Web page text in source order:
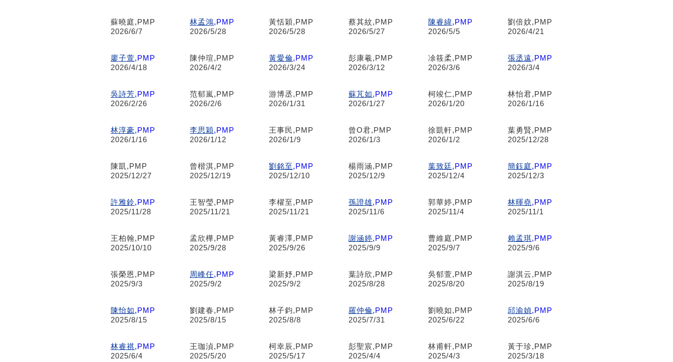
蘇曉庭,PMP
2026/6/7
林孟鴻,PMP
2026/5/28
黃恬穎,PMP
2026/5/28
蔡其紋,PMP
2026/5/27
陳睿緯,PMP
2026/5/5
劉倍妏,PMP
2026/4/21
廖子萱,PMP
2026/4/18
陳仲瑄,PMP
2026/4/2
黃愛倫,PMP
2026/3/24
彭康羲,PMP
2026/3/12
凃筱柔,PMP
2026/3/6
張丞遠,PMP
2026/3/4
吳詩芳,PMP
2026/2/26
范郁嵐,PMP
2026/2/6
游博丞,PMP
2026/1/31
蘇芃如,PMP
2026/1/27
柯竣仁,PMP
2026/1/20
林怡君,PMP
2026/1/16
林淳豪,PMP
2026/1/16
李思穎,PMP
2026/1/12
王事民,PMP
2026/1/9
曾O君,PMP
2026/1/3
徐凱軒,PMP
2026/1/2
葉勇賢,PMP
2025/12/28
陳凱,PMP
2025/12/27
曾楷淇,PMP
2025/12/19
劉銘至,PMP
2025/12/10
楊雨涵,PMP
2025/12/9
葉致廷,PMP
2025/12/4
簡鈺庭,PMP
2025/12/3
許雅鈴,PMP
2025/11/28
王智瑩,PMP
2025/11/21
李櫂至,PMP
2025/11/21
孫證雄,PMP
2025/11/6
郭華婷,PMP
2025/11/4
林暉堯,PMP
2025/11/1
王柏翰,PMP
2025/10/10
孟欣樺,PMP
2025/9/28
黃睿澤,PMP
2025/9/26
謝涵婷,PMP
2025/9/9
曹維庭,PMP
2025/9/7
賴孟琪,PMP
2025/9/6
張榮恩,PMP
2025/9/3
周峰任,PMP
2025/9/2
梁新妤,PMP
2025/9/2
葉詩欣,PMP
2025/8/28
吳郁萱,PMP
2025/8/20
謝淇云,PMP
2025/8/19
陳怡如,PMP
2025/8/15
劉建春,PMP
2025/8/15
林子鈞,PMP
2025/8/8
羅仲倫,PMP
2025/7/31
劉曉如,PMP
2025/6/22
邱渝媜,PMP
2025/6/6
林睿祺,PMP
2025/6/4
王珈湞,PMP
2025/5/20
柯幸辰,PMP
2025/5/17
彭聖宸,PMP
2025/4/4
林甫軒,PMP
2025/4/3
黃于珍,PMP
2025/3/18